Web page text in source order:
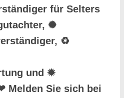
für Selters
✺
♻
und ✹
Melden Sie sich bei